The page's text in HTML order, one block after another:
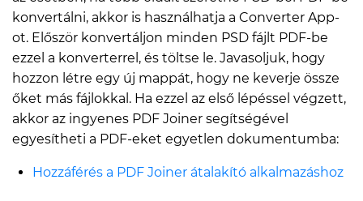
konvertálni, akkor is használhatja a Converter App-
ot. Először konvertáljon minden PSD fájlt PDF-be
ezzel a konverterrel, és töltse le. Javasoljuk, hogy
hozzon létre egy új mappát, hogy ne keverje össze
őket más fájlokkal. Ha ezzel az első lépéssel végzett,
akkor az ingyenes PDF Joiner segítségével
egyesítheti a PDF-eket egyetlen dokumentumba:
Hozzáférés a PDF Joiner átalakító alkalmazáshoz